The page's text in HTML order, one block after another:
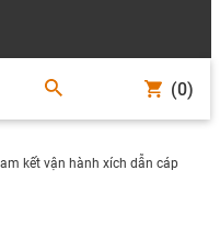
(0)
kết vận hành xích dẫn cáp